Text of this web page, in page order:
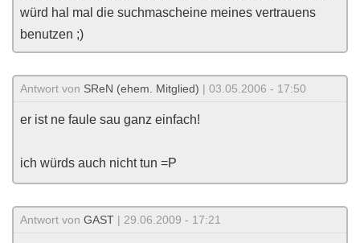
würd hal mal die suchmascheine meines vertrauens
benutzen ;)
Antwort von SReN (ehem. Mitglied) | 03.05.2006 - 17:50
er ist ne faule sau ganz einfach!
ich würds auch nicht tun =P
Antwort von GAST | 29.06.2009 - 17:21